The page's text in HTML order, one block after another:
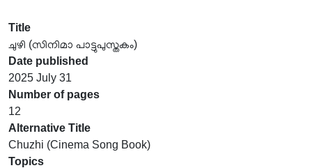
Title
ചുഴി (സിനിമാ പാട്ടുപുസ്തകം)
Date published
2025 July 31
Number of pages
12
Alternative Title
Chuzhi (Cinema Song Book)
Topics